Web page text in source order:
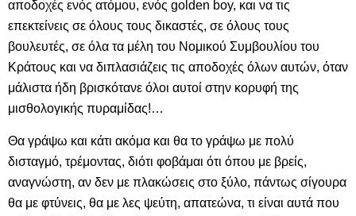
αποδοχές ενός ατόμου, ενός golden boy, και να τις
επεκτείνεις σε όλους τους δικαστές, σε όλους τους
βουλευτές, σε όλα τα μέλη του Νομικού Συμβουλίου του
Κράτους και να διπλασιάζεις τις αποδοχές όλων αυτών, όταν
μάλιστα ήδη βρισκότανε όλοι αυτοί στην κορυφή της
μισθολογικής πυραμίδας!…
Θα γράψω και κάτι ακόμα και θα το γράψω με πολύ
δισταγμό, τρέμοντας, διότι φοβάμαι ότι όπου με βρείς,
αναγνώστη, αν δεν με πλακώσεις στο ξύλο, πάντως σίγουρα
θα με φτύνεις, θα με λες ψεύτη, απατεώνα, τι είναι αυτά που